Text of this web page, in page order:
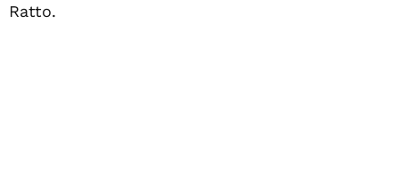
Ratto.